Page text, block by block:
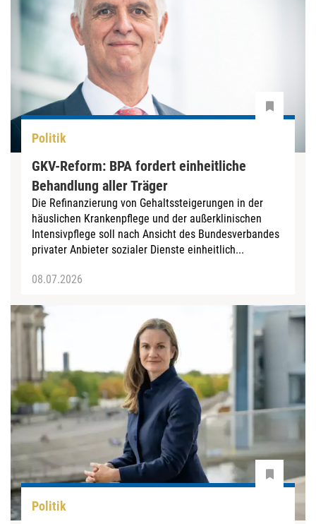
Politik
GKV-Reform: BPA fordert einheitliche
Behandlung aller Träger
Die Refinanzierung von Gehaltssteigerungen in der
häuslichen Krankenpflege und der außerklinischen
Intensivpflege soll nach Ansicht des Bundesverbandes
privater Anbieter sozialer Dienste einheitlich...
08.07.2026
Politik